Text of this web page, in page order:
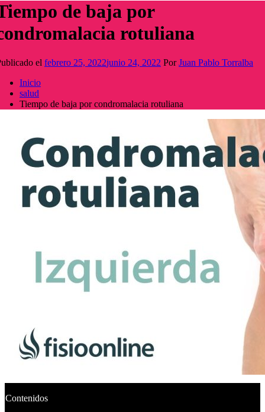
de baja por
rotuliana
el febrero 25, 2022junio 24, 2022 PorJuan Pablo Torralba
Inicio
salud
Tiempo de baja por condromalacia rotuliana
Contenidos